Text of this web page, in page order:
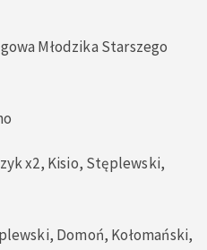
Młodzika Starszego
x2, Kisio, Stęplewski,
Domoń, Kołomański,